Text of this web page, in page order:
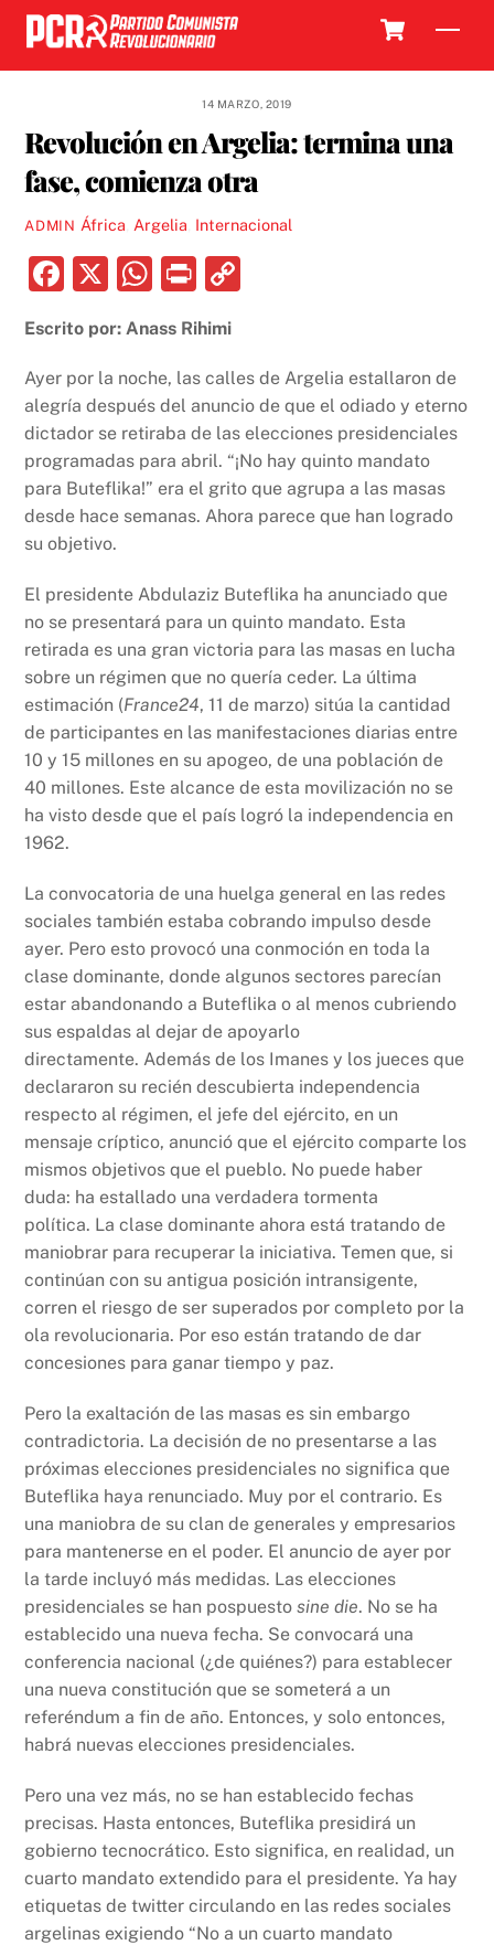
Skip
content
14 MARZO, 2019
Revolución en Argelia: termina una
fase, comienza otra
ADMIN África Argelia Internacional
F
c
e
b
o
o
k
X
W
at
s
A
p
p
P
nt
y
Li
n
k
Escrito por: Anass Rihimi
Ayer por la noche, las calles de Argelia estallaron de
alegría después del anuncio de que el odiado y eterno
dictador se retiraba de las elecciones presidenciales
programadas para abril. “¡No hay quinto mandato
para Buteflika!” era el grito que agrupa a las masas
desde hace semanas. Ahora parece que han logrado
su objetivo.
El presidente Abdulaziz Buteflika ha anunciado que
no se presentará para un quinto mandato. Esta
retirada es una gran victoria para las masas en lucha
sobre un régimen que no quería ceder. La última
estimación (France24, 11 de marzo) sitúa la cantidad
de participantes en las manifestaciones diarias entre
10 y 15 millones en su apogeo, de una población de
40 millones. Este alcance de esta movilización no se
ha visto desde que el país logró la independencia en
1962.
La convocatoria de una huelga general en las redes
sociales también estaba cobrando impulso desde
ayer. Pero esto provocó una conmoción en toda la
clase dominante, donde algunos sectores parecían
estar abandonando a Buteflika o al menos cubriendo
sus espaldas al dejar de apoyarlo
directamente. Además de los Imanes y los jueces que
declararon su recién descubierta independencia
respecto al régimen, el jefe del ejército, en un
mensaje críptico, anunció que el ejército comparte los
mismos objetivos que el pueblo. No puede haber
duda: ha estallado una verdadera tormenta
política. La clase dominante ahora está tratando de
maniobrar para recuperar la iniciativa. Temen que, si
continúan con su antigua posición intransigente,
corren el riesgo de ser superados por completo por la
ola revolucionaria. Por eso están tratando de dar
concesiones para ganar tiempo y paz.
Pero la exaltación de las masas es sin embargo
contradictoria. La decisión de no presentarse a las
próximas elecciones presidenciales no significa que
Buteflika haya renunciado. Muy por el contrario. Es
una maniobra de su clan de generales y empresarios
para mantenerse en el poder. El anuncio de ayer por
la tarde incluyó más medidas. Las elecciones
presidenciales se han pospuestosine die. No se ha
establecido una nueva fecha. Se convocará una
conferencia nacional (¿de quiénes?) para establecer
una nueva constitución que se someterá a un
referéndum a fin de año. Entonces, y solo entonces,
habrá nuevas elecciones presidenciales.
Pero una vez más, no se han establecido fechas
precisas. Hasta entonces, Buteflika presidirá un
gobierno tecnocrático. Esto significa, en realidad, un
cuarto mandato extendido para el presidente. Ya hay
etiquetas de twitter circulando en las redes sociales
argelinas exigiendo “No a un cuarto mandato